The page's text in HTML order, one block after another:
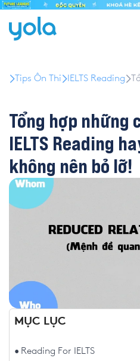
Tips Ôn Thi IELTS Reading
Tổng hợp những
IELTS Reading
không nên bỏ lỡ!
MỤC LỤC
Reading For IELTS